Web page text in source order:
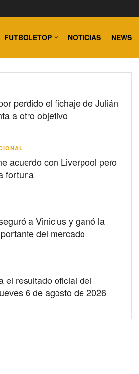
FUTBOLETOP NOTICIAS NEWS
perdido el fichaje de Julián
a otro objetivo
acuerdo con Liverpool pero
fortuna
a Vinicius y ganó la
del mercado
el resultado oficial del
6 de agosto de 2026